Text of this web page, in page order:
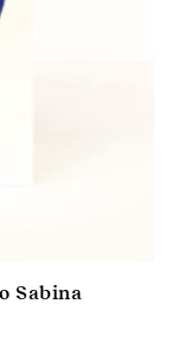
Sabina